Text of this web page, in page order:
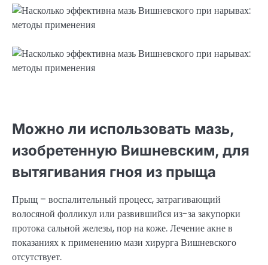
Можно ли использовать мазь,
изобретенную Вишневским, для
вытягивания гноя из прыща
Прыщ – воспалительный процесс, затрагивающий
волосяной фолликул или развившийся из-за закупорки
протока сальной железы, пор на коже. Лечение акне в
показаниях к применению мази хирурга Вишневского
отсутствует.